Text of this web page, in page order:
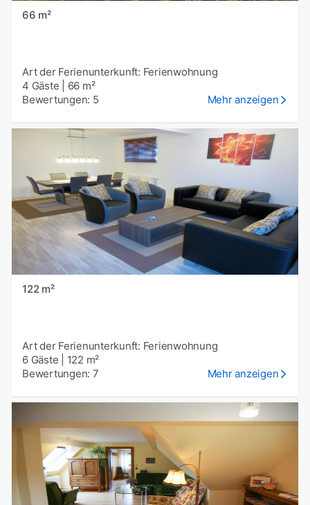
66 m²
Art der Ferienunterkunft: Ferienwohnung
4 Gäste
66 m²
Bewertungen: 5
Mehr anzeigen
122 m²
Art der Ferienunterkunft: Ferienwohnung
6 Gäste
122 m²
Bewertungen: 7
Mehr anzeigen